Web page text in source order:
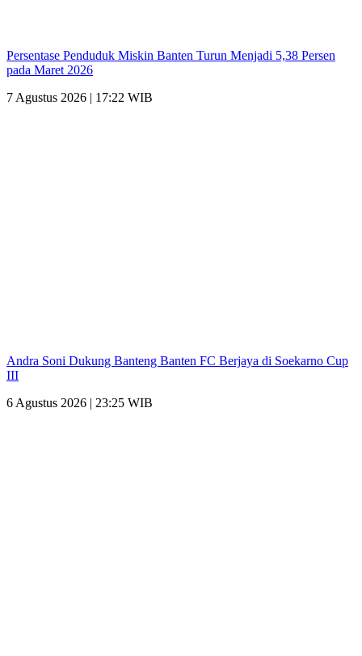
Persentase Penduduk Miskin Banten Turun Menjadi 5,38 Persen
pada Maret 2026
7 Agustus 2026 | 17:22 WIB
Andra Soni Dukung Banteng Banten FC Berjaya di Soekarno Cup
III
6 Agustus 2026 | 23:25 WIB